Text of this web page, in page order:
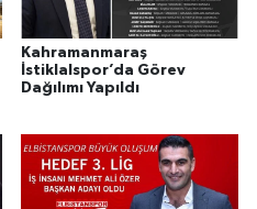
Kahramanmaraş
İstiklalspor’da Görev
Dağılımı Yapıldı